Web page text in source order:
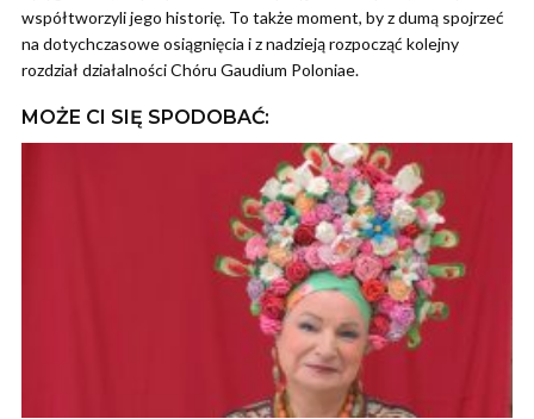
współtworzyli jego historię. To także moment, by z dumą spojrzeć
na dotychczasowe osiągnięcia i z nadzieją rozpocząć kolejny
rozdział działalności Chóru Gaudium Poloniae.
MOŻE CI SIĘ SPODOBAĆ: